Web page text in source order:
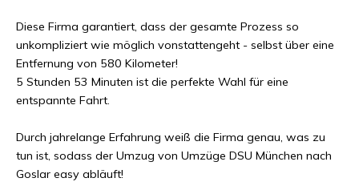
Diese Firma garantiert, dass der gesamte Prozess so
unkompliziert wie möglich vonstattengeht - selbst über eine
Entfernung von 580 Kilometer!
5 Stunden 53 Minuten ist die perfekte Wahl für eine
entspannte Fahrt.
Durch jahrelange Erfahrung weiß die Firma genau, was zu
tun ist, sodass der Umzug von Umzüge DSU München nach
Goslar easy abläuft!